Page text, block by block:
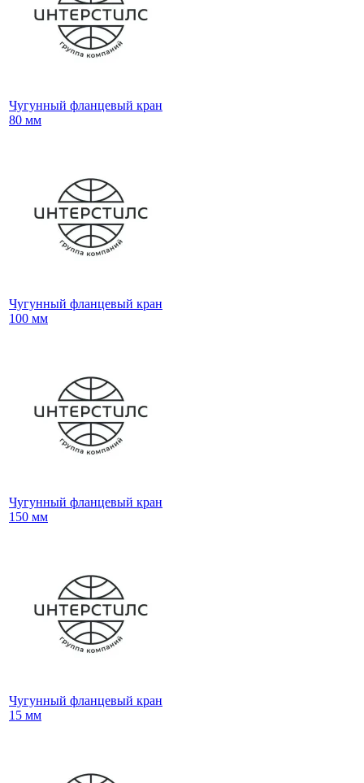
Чугунный фланцевый кран
80 мм
Чугунный фланцевый кран
100 мм
Чугунный фланцевый кран
150 мм
Чугунный фланцевый кран
15 мм